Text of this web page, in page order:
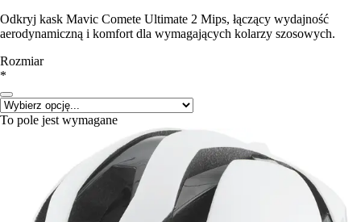
Odkryj kask Mavic Comete Ultimate 2 Mips, łączący wydajność
aerodynamiczną i komfort dla wymagających kolarzy szosowych.
Rozmiar
*
To pole jest wymagane